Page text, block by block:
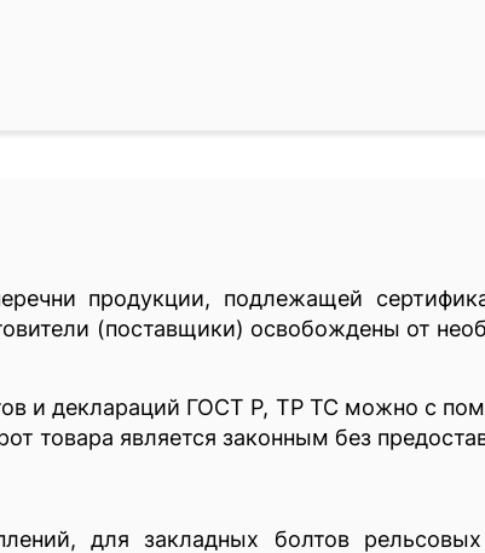
продукции, подлежащей
(поставщики) освобождены от
и деклараций ГОСТ Р, ТР ТС можно с
товара является законным без
для закладных болтов